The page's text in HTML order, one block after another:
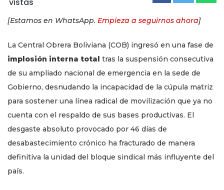
[Estamos en WhatsApp. Empieza a seguirnos ahora]
La Central Obrera Boliviana (COB) ingresó en una fase de
implosión interna total tras la suspensión consecutiva
de su ampliado nacional de emergencia en la sede de
Gobierno, desnudando la incapacidad de la cúpula matriz
para sostener una línea radical de movilización que ya no
cuenta con el respaldo de sus bases productivas. El
desgaste absoluto provocado por 46 días de
desabastecimiento crónico ha fracturado de manera
definitiva la unidad del bloque sindical más influyente del
país.